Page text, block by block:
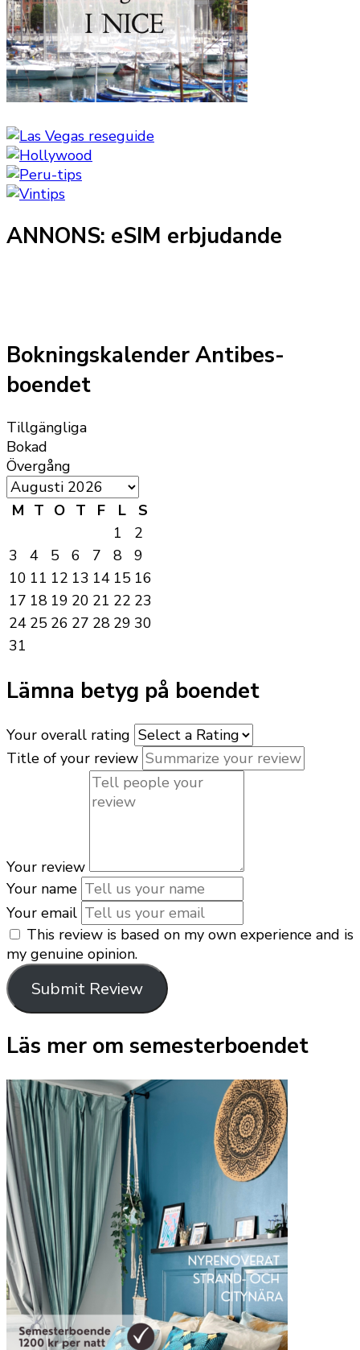
ANNONS: eSIM erbjudande
Bokningskalender Antibes-
boendet
Tillgängliga
Bokad
Övergång
M T O T F L
S
1
2
3
4 5 6 7 8
9
10 11 12 13 14 15 16
17 18 19 20 21 22 23
24 25 26 27 28 29 30
31
Lämna betyg på boendet
Your overall rating
Title of your review
Your review
Your name
Your email
This review is based on my own experience and is
my genuine opinion.
Submit Review
Läs mer om semesterboendet